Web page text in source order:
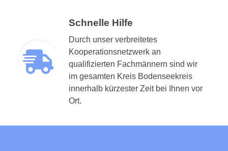
Schnelle Hilfe
Durch unser verbreitetes
Kooperationsnetzwerk an
qualifizierten Fachmännern sind wir
im gesamten Kreis Bodenseekreis
innerhalb kürzester Zeit bei Ihnen vor
Ort.